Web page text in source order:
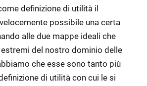
definizione di utilità il
possibile una certa
alle due mappe ideali che
del nostro dominio delle
che esse sono tanto più
di utilità con cui le si